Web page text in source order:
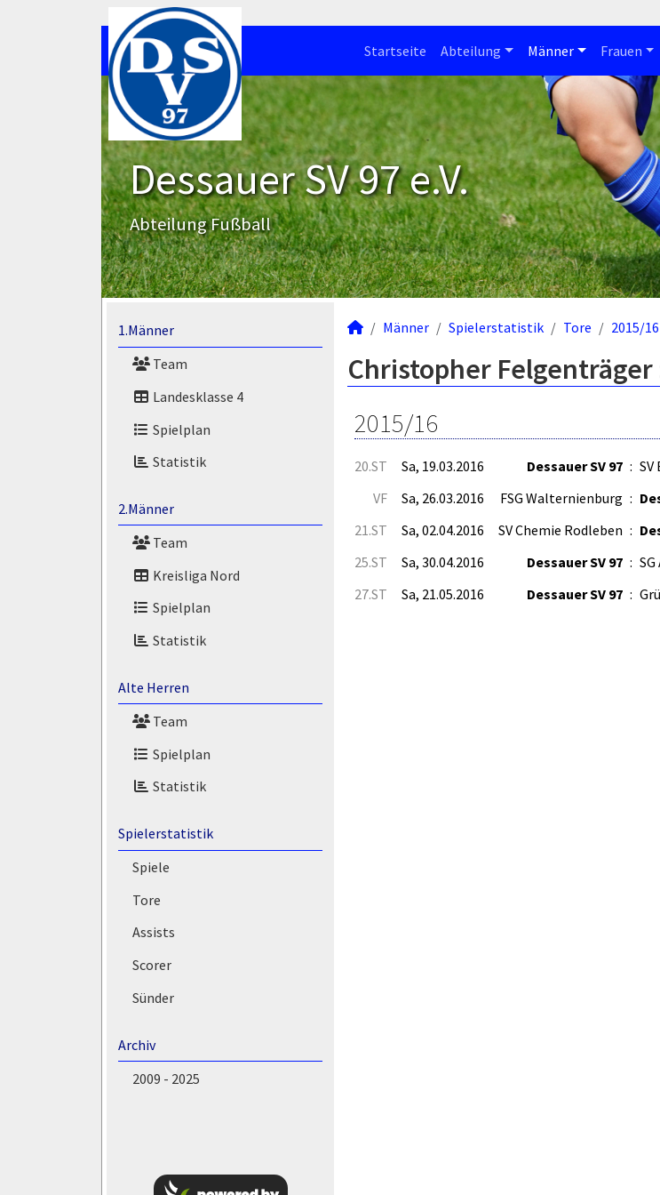
Startseite Abteilung Männer Frauen
Dessauer SV 97 e.V.
Abteilung Fußball
1.Männer
Team
Landesklasse 4
Spielplan
Statistik
2.Männer
Team
Kreisliga Nord
Spielplan
Statistik
Alte Herren
Team
Spielplan
Statistik
Spielerstatistik
Spiele
Tore
Assists
Scorer
Sünder
Archiv
2009 - 2025
Männer Spielerstatistik Tore 2015/16
Christopher Felgenträger
2015/16
20.ST Sa, 19.03.2016 Dessauer SV 97 :
VF Sa, 26.03.2016 FSG Walternienburg :
21.ST Sa, 02.04.2016 SV Chemie Rodleben :
25.ST Sa, 30.04.2016 Dessauer SV 97 :
27.ST Sa, 21.05.2016 Dessauer SV 97 :